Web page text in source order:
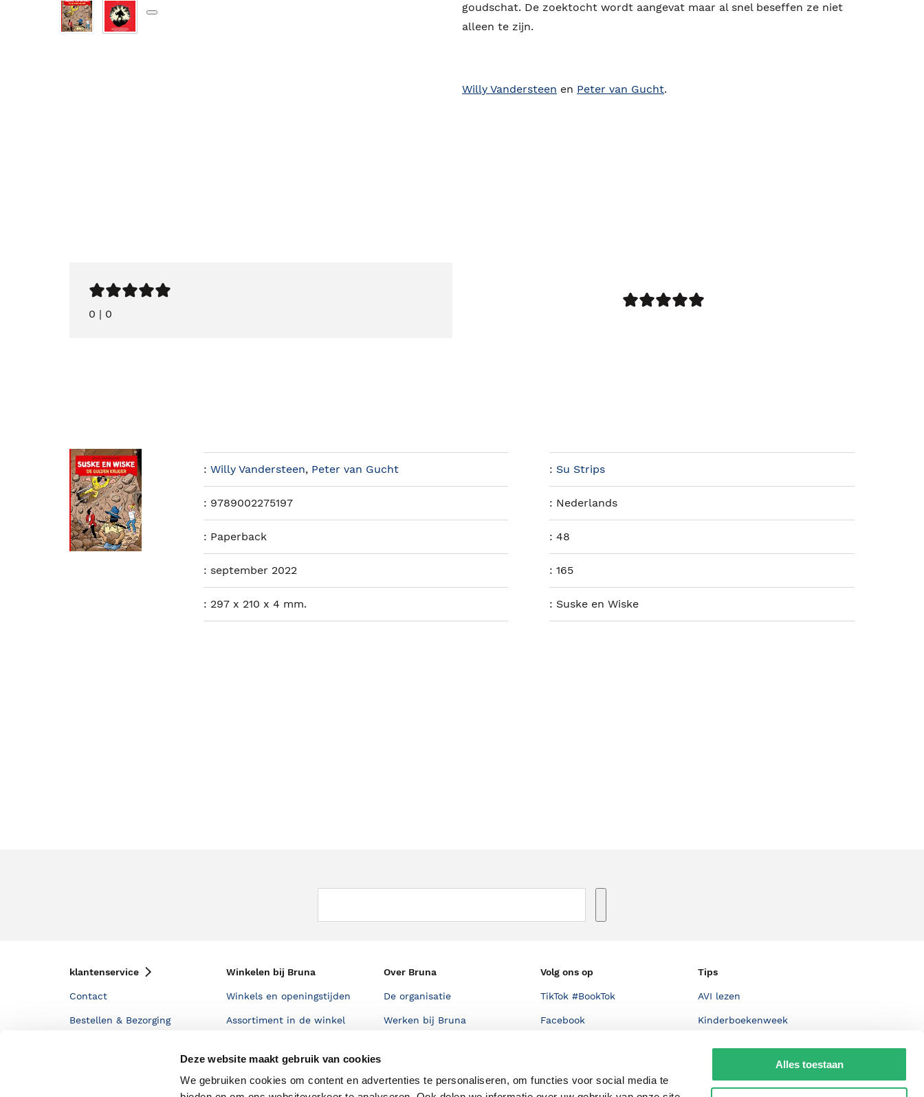
Deze website maakt gebruik van cookies
We gebruiken cookies om content en advertenties te personaliseren, om functies voor social media te
Alles toestaan
goudschat. De zoektocht wordt aangevat maar al snel beseffen ze niet
alleen te zijn.
Willy Vandersteen en Peter van Gucht.
0 | 0
: Willy Vandersteen, Peter van Gucht : Su Strips
: 9789002275197 : Nederlands
: Paperback :48
: september 2022 :165
: 297 x 210 x 4 mm. : Suske en Wiske
klantenservice
Contact
Bestellen & Bezorging
Winkelen bij Bruna
Winkels en openingstijden
Assortiment in de winkel
Cadeauboxen
Staatsloterij
Over Bruna
De organisatie
Werken bij Bruna
Responsible Disclosure
Volg ons op
TikTok #BookTok
Facebook
Tips
AVI lezen
Kinderboekenweek
De Nationale Voorleesdagen
Boekenweek